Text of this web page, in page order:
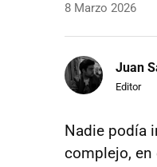
8 Marzo 2026
Juan
Editor
Nadie podía
complejo, en